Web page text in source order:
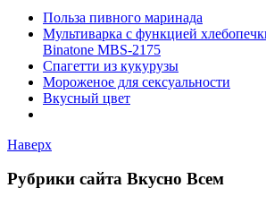
Польза пивного маринада
Мультиварка с функцией
Binatone MBS-2175
Спагетти из кукурузы
Мороженое для сексуальности
Вкусный цвет
Наверх
Рубрики сайта Вкусно Всем